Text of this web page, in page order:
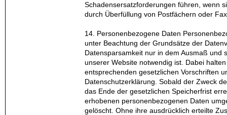
Schadensersatzforderungen führen, wenn
durch Überfüllung von Postfächern oder
14. Personenbezogene Daten
unter Beachtung der Grundsätze der
Datensparsamkeit nur in dem Ausmaß und
unserer Website notwendig ist. Dabei
entsprechenden gesetzlichen Vorschriften
Datenschutzerklärung. Sobald der Zweck
das Ende der gesetzlichen Speicherfrist
erhobenen personenbezogenen Daten
gelöscht. Ohne ihre ausdrücklich erteilte